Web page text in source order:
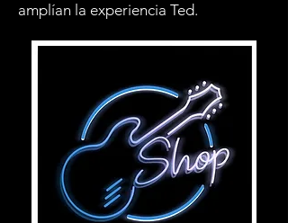
amplían la experiencia Ted.